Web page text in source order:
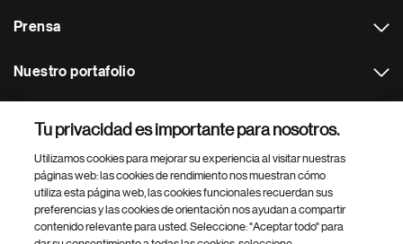
Prensa
Nuestro portafolio
Footer Site Search
Tu privacidad es importante para nosotros.
Utilizamos cookies para mejorar su experiencia al visitar nuestras
páginas web: las cookies de rendimiento nos muestran cómo
utiliza esta página web, las cookies funcionales recuerdan sus
preferencias y las cookies de orientación nos ayudan a compartir
contenido relevante para usted. Seleccione: "Aceptar todo" para